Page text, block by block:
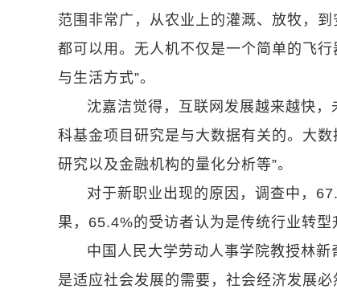
范围非常广，从农业上的灌溉、放牧，
都可以用。无人机不仅是一个简单的飞
与生活方式”。
沈嘉洁觉得，互联网发展越来越快
科基金项目研究是与大数据有关的。大
研究以及金融机构的量化分析等”。
对于新职业出现的原因，调查中，
果，65.4%的受访者认为是传统行业转型
中国人民大学劳动人事学院教授林
是适应社会发展的需要，社会经济发展